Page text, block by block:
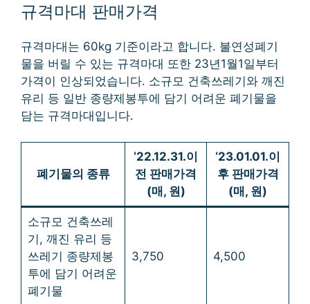
규격마대 판매가격
규격마대는 60kg 기준이라고 합니다. 불연성폐기
물을 버릴 수 있는 규격마대 또한 23년1월1일부터
가격이 인상되었습니다. 소규모 건축쓰레기와 깨진
유리 등 일반 종량제봉투에 담기 어려운 폐기물을
담는 규격마대입니다.
폐기물의 종류
‘22.12.31.이
전 판매가격
(매, 원)
‘23.01.01.이
후 판매가격
(매, 원)
소규모 건축쓰레
기, 깨진 유리 등
쓰레기 종량제봉
투에 담기 어려운
폐기물
3,750 4,500